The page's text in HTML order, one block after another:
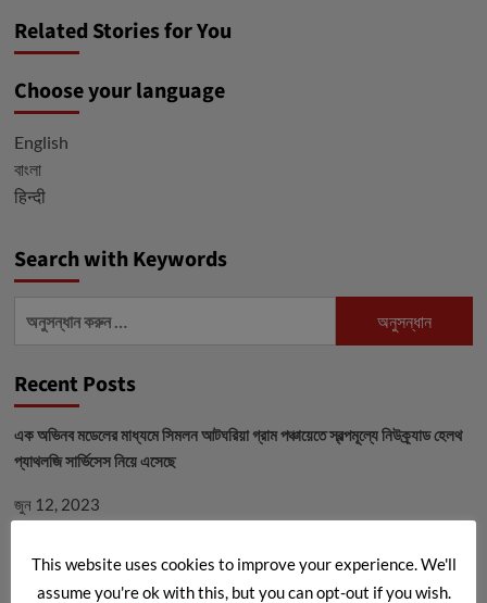
Related Stories for You
Choose your language
English
বাংলা
हिन्दी
Search with Keywords
Recent Posts
এক অভিনব মডেলের মাধ্যমে সিমলন আটঘরিয়া গ্রাম পঞ্চায়েতে স্বল্পমূল্যে নিউক্র্যাড হেলথ
প্যাথলজি সার্ভিসেস নিয়ে এসেছে
জুন 12, 2023
অটিজম – একটি নিউরো-ডেভ্যলপমেন্টাল ডিসঅর্ডার এপ্রিল 2, 2023
This website uses cookies to improve your experience. We'll
assume you're ok with this, but you can opt-out if you wish.